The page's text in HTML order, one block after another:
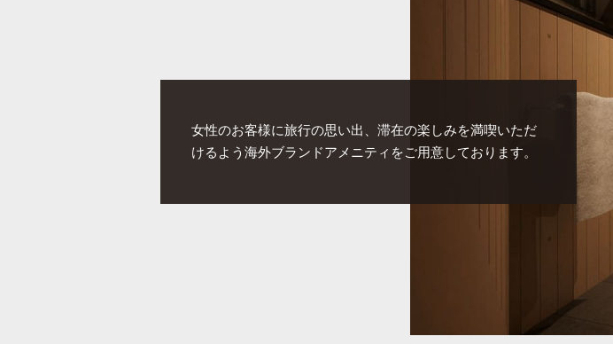
女性のお客様に旅行の思い出、滞在の楽しみを満喫いただ
けるよう海外ブランドアメニティをご用意しております。